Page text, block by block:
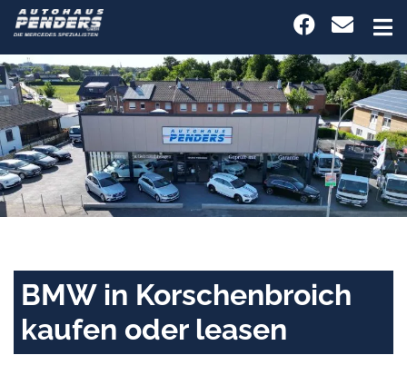
BMW in Korschenbroich
kaufen oder leasen